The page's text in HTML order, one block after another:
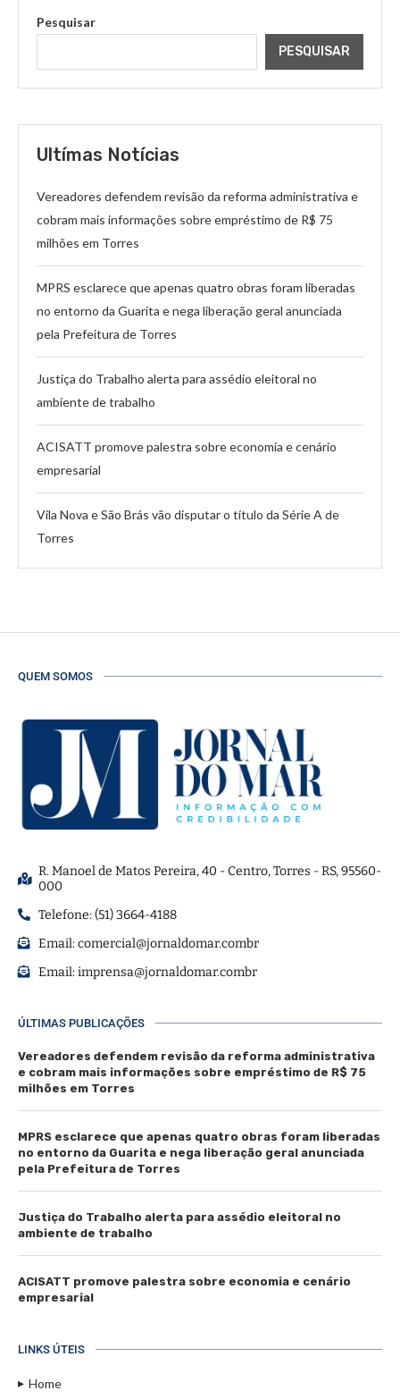
Pesquisar
PESQUISAR
Ultímas Notícias
Vereadores defendem revisão da reforma administrativa e
cobram mais informações sobre empréstimo de R$ 75
milhões em Torres
MPRS esclarece que apenas quatro obras foram liberadas
no entorno da Guarita e nega liberação geral anunciada
pela Prefeitura de Torres
Justiça do Trabalho alerta para assédio eleitoral no
ambiente de trabalho
ACISATT promove palestra sobre economia e cenário
empresarial
Vila Nova e São Brás vão disputar o título da Série A de
Torres
QUEM SOMOS
R. Manoel de Matos Pereira, 40 - Centro, Torres - RS, 95560-
000
Telefone: (51) 3664-4188
Email:comercial@jornaldomar.combr
Email:imprensa@jornaldomar.combr
ÚLTIMAS PUBLICAÇÕES
Vereadores defendem revisão da reforma administrativa
e cobram mais informações sobre empréstimo de R$ 75
milhões em Torres
MPRS esclarece que apenas quatro obras foram liberadas
no entorno da Guarita e nega liberação geral anunciada
pela Prefeitura de Torres
Justiça do Trabalho alerta para assédio eleitoral no
ambiente de trabalho
ACISATT promove palestra sobre economia e cenário
empresarial
LINKS ÚTEIS
Home